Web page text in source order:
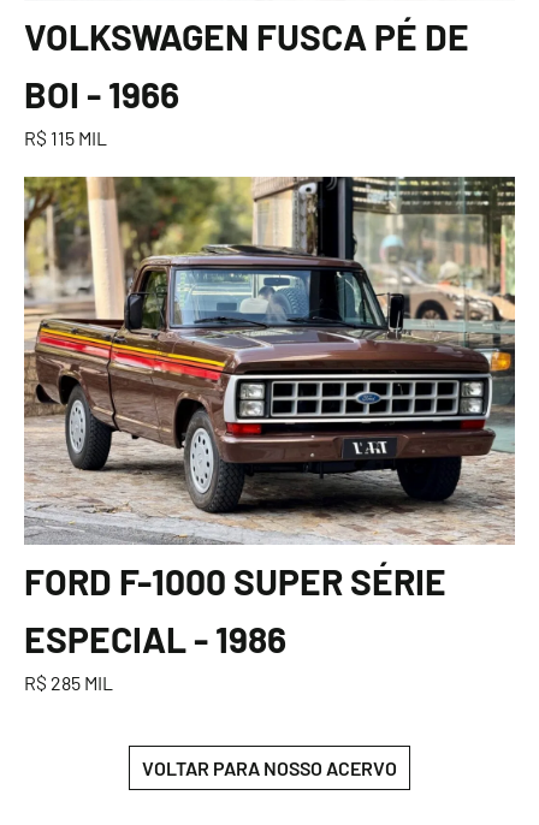
VOLKSWAGEN FUSCA PÉ DE
BOI - 1966
R$ 115 MIL
FORD F-1000 SUPER SÉRIE
ESPECIAL - 1986
R$ 285 MIL
VOLTAR PARA NOSSO ACERVO